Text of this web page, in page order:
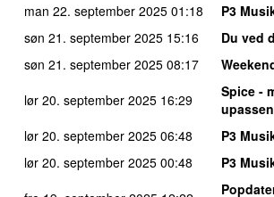
man 22. september 2025 01:18
P3
søn 21. september 2025 15:16 Du ved
søn 21. september 2025 08:17
lør 20. september 2025 16:29 Spice -
lør 20. september 2025 06:48
P3
lør 20. september 2025 00:48
P3